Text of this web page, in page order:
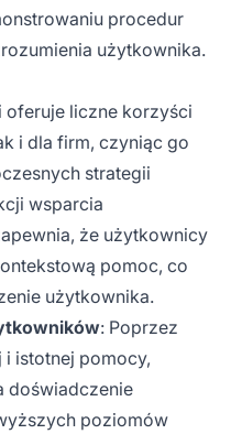
procedur
użytkownika.
oferuje liczne korzyści
i dla firm, czyniąc go
strategii
wsparcia
że użytkownicy
pomoc, co
użytkownika.
: Poprzez
istotnej pomocy,
doświadczenie
poziomów